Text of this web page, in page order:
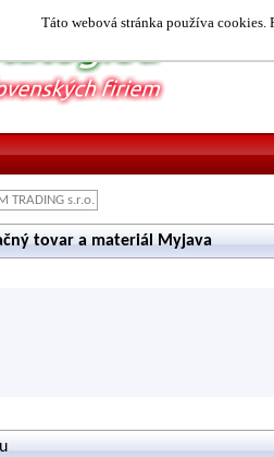
Táto webová stránka používa
TRADING s.r.o.
tovar a materiál Myjava